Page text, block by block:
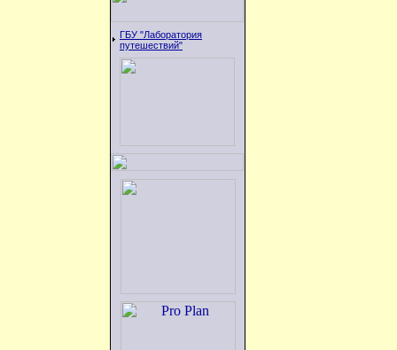
ГБУ "Лаборатория
путешествий"